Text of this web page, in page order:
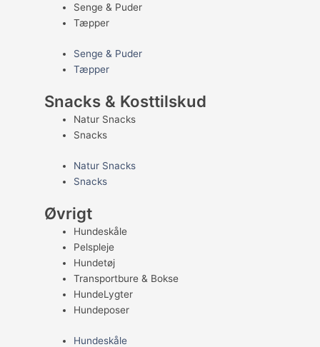
Senge & Puder
Tæpper
Senge & Puder
Tæpper
Snacks & Kosttilskud
Natur Snacks
Snacks
Natur Snacks
Snacks
Øvrigt
Hundeskåle
Pelspleje
Hundetøj
Transportbure & Bokse
HundeLygter
Hundeposer
Hundeskåle